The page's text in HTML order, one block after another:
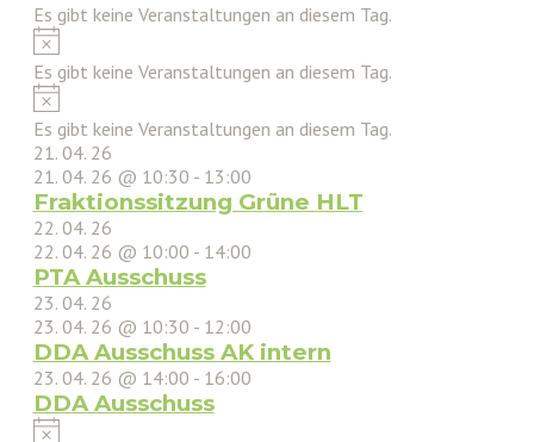
Es gibt keine Veranstaltungen an diesem Tag.
Hinweis
Es gibt keine Veranstaltungen an diesem Tag.
Hinweis
Es gibt keine Veranstaltungen an diesem Tag.
21. 04. 26
21. 04. 26 @ 10:30 - 13:00
Fraktionssitzung Grüne HLT
22. 04. 26
22. 04. 26 @ 10:00 - 14:00
PTA Ausschuss
23. 04. 26
23. 04. 26 @ 10:30 - 12:00
DDA Ausschuss AK intern
23. 04. 26 @ 14:00 - 16:00
DDA Ausschuss
Hinweis